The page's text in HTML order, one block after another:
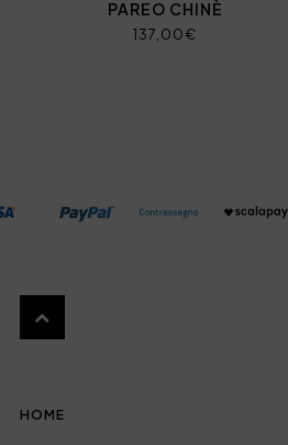
PAREO CHINÈ
137,00€
HOME